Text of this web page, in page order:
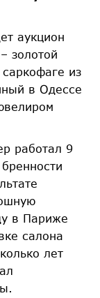
аукцион
золотой
из
в Одессе
работал 9
в Париже
салона
лет